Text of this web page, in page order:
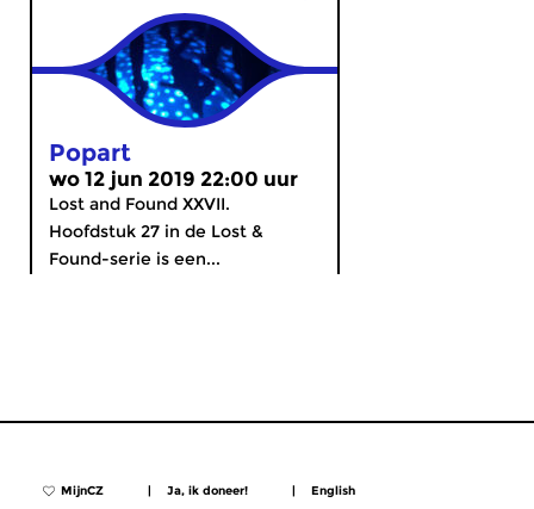
Popart
wo 12 jun 2019 22:00 uur
Lost and Found XXVII.
Hoofdstuk 27 in de Lost &
Found-serie is een...
MijnCZ | Ja, ik doneer! | English